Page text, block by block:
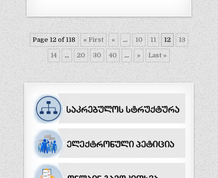
Page 12 of 118 « First « ... 10 11 12 13
14 ... 20 30 40 ... » Last »